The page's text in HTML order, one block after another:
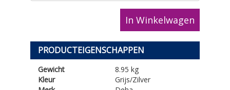
In Winkelwagen
PRODUCTEIGENSCHAPPEN
Gewicht
8.95 kg
Kleur
Grijs/Zilver